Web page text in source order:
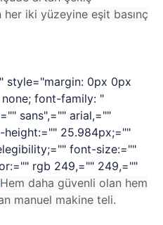
her iki yüzeyine eşit basınç
style="margin: 0px 0px
font-family: "
sans",="" arial,=""
height:="" 25.984px;=""
font-size:=""
rgb 249,="" 249,=""
Hem daha güvenli olan hem
manuel makine teli.